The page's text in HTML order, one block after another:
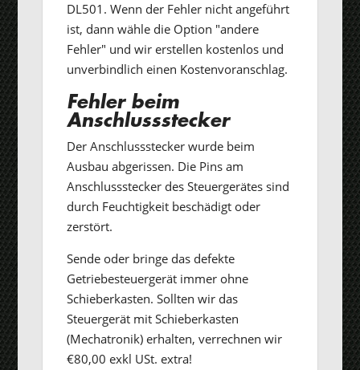
DL501. Wenn der Fehler nicht angeführt
ist, dann wähle die Option "andere
Fehler" und wir erstellen kostenlos und
unverbindlich einen Kostenvoranschlag.
Fehler beim
Anschlussstecker
Der Anschlussstecker wurde beim
Ausbau abgerissen. Die Pins am
Anschlussstecker des Steuergerätes sind
durch Feuchtigkeit beschädigt oder
zerstört.
Sende oder bringe das defekte
Getriebesteuergerät immer ohne
Schieberkasten. Sollten wir das
Steuergerät mit Schieberkasten
(Mechatronik) erhalten, verrechnen wir
€80,00 exkl USt. extra!